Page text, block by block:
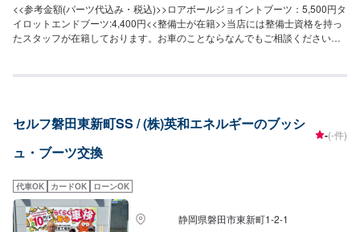
<<参考金額(パーツ代込み・税込)>>ロアボールジョイントブーツ：5,500円タ
イロットエンドブーツ:4,400円<<整備士が在籍>>当店には整備士資格を持っ
たスタッフが在籍しております。お車のことならなんでもご相談ください！
セルフ磐田東新町SS / (株)英和エネルギーのブッシ
ュ・ブーツ交換
-(-件)
代車OK カードOK ローンOK
静岡県磐田市東新町1-2-1